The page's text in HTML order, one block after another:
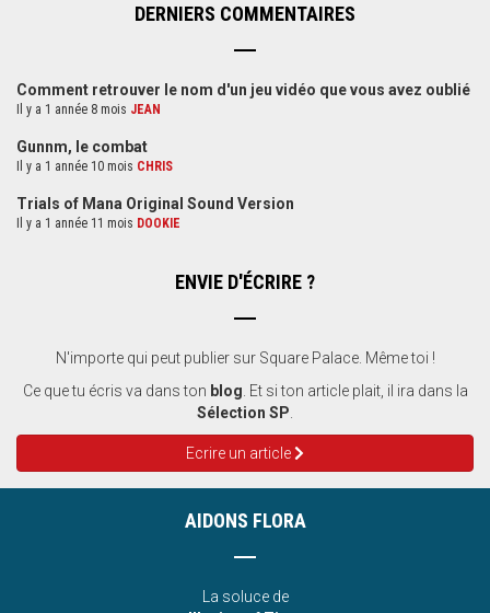
DERNIERS COMMENTAIRES
Comment retrouver le nom d'un jeu vidéo que vous avez oublié
Il y a 1 année 8 mois JEAN
Gunnm, le combat
Il y a 1 année 10 mois CHRIS
Trials of Mana Original Sound Version
Il y a 1 année 11 mois DOOKIE
ENVIE D'ÉCRIRE ?
N'importe qui peut publier sur Square Palace. Même toi !
Ce que tu écris va dans ton blog. Et si ton article plait, il ira dans la
Sélection SP.
Ecrire un article
AIDONS FLORA
La soluce de